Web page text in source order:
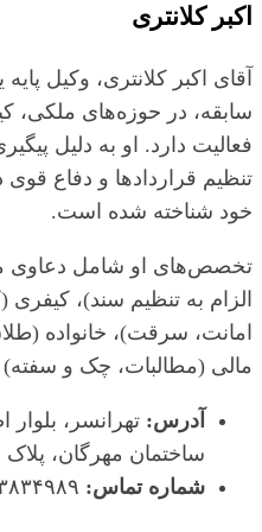
اکبر کلانتری
سابقه، در حوزه‌های ملکی،
فعالیت دارد. او به دلیل
تنظیم قراردادها و دفاع قوی
خود شناخته شده است.
تخصص‌های او شامل دعاوی
الزام به تنظیم سند)، کیفری
امانت، سرقت)، خانواده
مالی (مطالبات، چک و
آدرس:
ساختمان مهرگان، پلاک ۱۲، طبقه ۴، واحد ۱۴
شماره تماس: